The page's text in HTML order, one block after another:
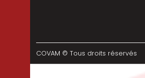
COVAM © Tous droits réservés